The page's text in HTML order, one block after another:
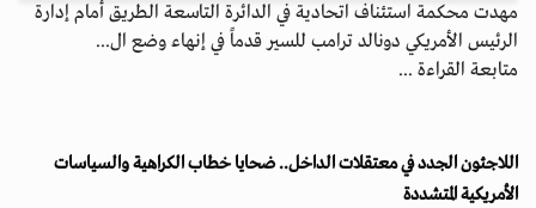
مهدت محكمة استئناف اتحادية في الدائرة التاسعة الطريق أمام إدارة
الرئيس الأمريكي دونالد ترامب للسير قدماً في إنهاء وضع ال...
متابعة القراءة ...
اللاجئون الجدد في معتقلات الداخل.. ضحايا خطاب الكراهية والسياسات
الأمريكية المتشددة